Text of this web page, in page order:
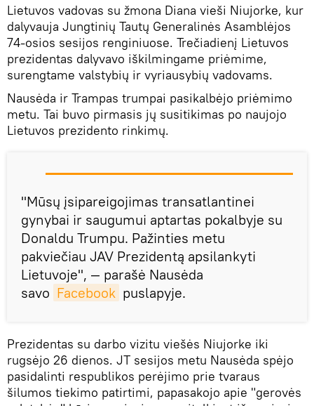
Lietuvos vadovas su žmona Diana vieši Niujorke, kur
dalyvauja Jungtinių Tautų Generalinės Asamblėjos
74-osios sesijos renginiuose. Trečiadienį Lietuvos
prezidentas dalyvavo iškilmingame priėmime,
surengtame valstybių ir vyriausybių vadovams.
Nausėda ir Trampas trumpai pasikalbėjo priėmimo
metu. Tai buvo pirmasis jų susitikimas po naujojo
Lietuvos prezidento rinkimų.
"Mūsų įsipareigojimas transatlantinei
gynybai ir saugumui aptartas pokalbyje su
Donaldu Trumpu. Pažinties metu
pakviečiau JAV Prezidentą apsilankyti
Lietuvoje", — parašė Nausėda
savo Facebook puslapyje.
Prezidentas su darbo vizitu viešės Niujorke iki
rugsėjo 26 dienos. JT sesijos metu Nausėda spėjo
pasidalinti respublikos perėjimo prie tvaraus
šilumos tiekimo patirtimi, papasakojo apie "gerovės